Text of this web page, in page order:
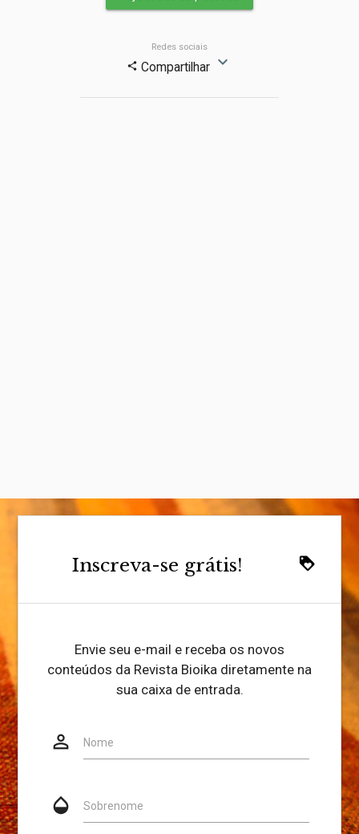
Redes sociais
share Compartilhar expand_more
loyalty
Inscreva-se grátis!
Envie seu e-mail e receba os novos
conteúdos da Revista Bioika diretamente na
sua caixa de entrada.
person_outline Nome
opacity Sobrenome
Website